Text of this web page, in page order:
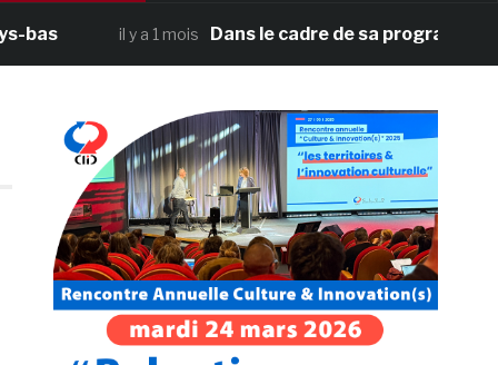
il y a 1 mois Dans le cadre de sa programmation